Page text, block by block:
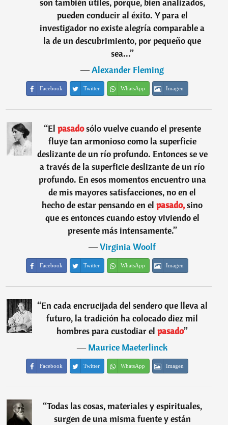
pueden conducir al éxito. Y para el
investigador no existe alegría comparable a
la de un descubrimiento, por pequeño que
sea...”
―Alexander Fleming
Facebook Twitter WhatsApp Imagen
“El pasadosólo vuelve cuando el presente
fluye tan armonioso como la superficie
deslizante de un río profundo. Entonces se ve
a través de la superficie deslizante de un río
profundo. En esos momentos encuentro una
de mis mayores satisfacciones, no en el
hecho de estar pensando en el pasado,sino
que es entonces cuando estoy viviendo el
presente más intensamente.”
―Virginia Woolf
Facebook Twitter WhatsApp Imagen
“En cada encrucijada del sendero que lleva al
futuro, la tradición ha colocado diez mil
hombres para custodiar el pasado”
―Maurice Maeterlinck
Facebook Twitter WhatsApp Imagen
“Todas las cosas, materiales y espirituales,
surgen de una misma fuente y están